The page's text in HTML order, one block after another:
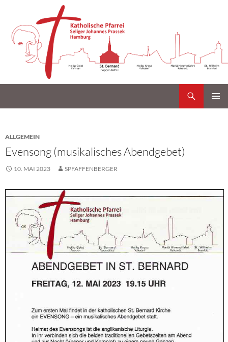
ALLGEMEIN
Evensong (musikalisches Abendgebet)
10. MAI 2023 SPFAFFENBERGER